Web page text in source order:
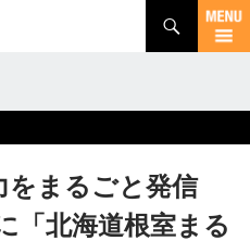
をまるごと発信
「北海道根室まる